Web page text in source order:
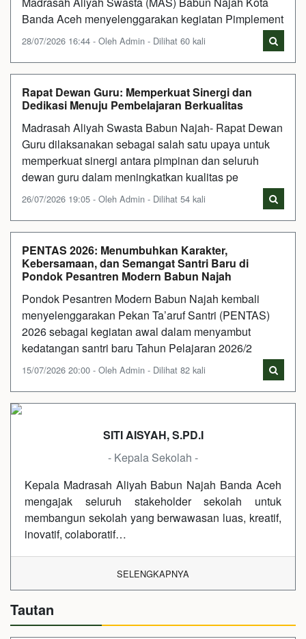
Banda Aceh menyelenggarakan kegiatan Pimplement
28/07/2026 16:44 - Oleh Admin - Dilihat 60 kali
Rapat Dewan Guru: Memperkuat Sinergi dan
Dedikasi Menuju Pembelajaran Berkualitas
Madrasah Aliyah Swasta Babun Najah- Rapat Dewan
Guru dilaksanakan sebagai salah satu upaya untuk
memperkuat sinergi antara pimpinan dan seluruh
dewan guru dalam meningkatkan kualitas pe
26/07/2026 19:05 - Oleh Admin - Dilihat 54 kali
PENTAS 2026: Menumbuhkan Karakter,
Kebersamaan, dan Semangat Santri Baru di
Pondok Pesantren Modern Babun Najah
Pondok Pesantren Modern Babun Najah kembali
menyelenggarakan Pekan Ta’aruf Santri (PENTAS)
2026 sebagai kegiatan awal dalam menyambut
kedatangan santri baru Tahun Pelajaran 2026/2
15/07/2026 20:00 - Oleh Admin - Dilihat 82 kali
SITI AISYAH, S.PD.I
- Kepala Sekolah -
Kepala Madrasah Aliyah Babun Najah Banda Aceh
mengajak seluruh stakeholder sekolah untuk
membangun sekolah yang berwawasan luas, kreatif,
inovatif, colaboratif…
SELENGKAPNYA
Tautan